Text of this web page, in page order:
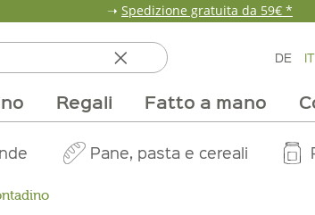
➝ Spedizione gratuita da 59€ *
DE IT
Regali Fatto a mano
Mondo delle fragole
Pane, pasta e cereali
Occasione Selezioni
Borse e confezioni
& fragranze
Team Nostri mercati Pur